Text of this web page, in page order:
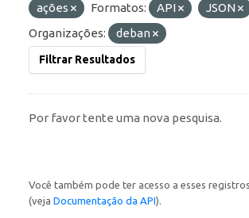
ações
Formatos: API
JSON
Organizações:
deban
Filtrar Resultados
Por favor tente uma nova pesquisa.
Você também pode ter acesso a esses
(veja Documentação da API).